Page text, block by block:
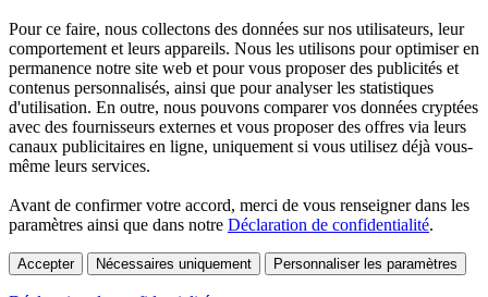
Pour ce faire, nous collectons des données sur nos utilisateurs, leur
comportement et leurs appareils. Nous les utilisons pour optimiser en
permanence notre site web et pour vous proposer des publicités et
contenus personnalisés, ainsi que pour analyser les statistiques
d'utilisation. En outre, nous pouvons comparer vos données cryptées
avec des fournisseurs externes et vous proposer des offres via leurs
canaux publicitaires en ligne, uniquement si vous utilisez déjà vous-
même leurs services.
Avant de confirmer votre accord, merci de vous renseigner dans les
paramètres ainsi que dans notre Déclaration de confidentialité.
Accepter Nécessaires uniquement Personnaliser les paramètres